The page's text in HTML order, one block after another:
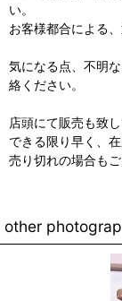
い。
お客様都合による
気になる点、不明
絡ください。
店頭にて販売も致し
できる限り早く、
売り切れの場合も
other